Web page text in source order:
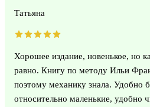
Татьяна
Хорошее издание, новенькое, но
равно. Книгу по методу Ильи
поэтому механику знала. Удобно
относительно маленькие, удобно